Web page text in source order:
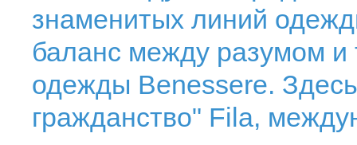
знаменитых линий
баланс между разумом
одежды Benessere.
гражданство" Fila,